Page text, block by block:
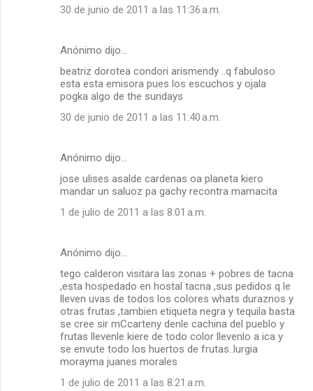
30 de junio de 2011 a las 11:36 a.m.
Anónimo dijo…
beatriz dorotea condori arismendy ..q fabuloso
esta esta emisora pues los escuchos y ojala
pogka algo de the sundays
30 de junio de 2011 a las 11:40 a.m.
Anónimo dijo…
jose ulises asalde cardenas oa planeta kiero
mandar un saluoz pa gachy recontra mamacita
1 de julio de 2011 a las 8:01 a.m.
Anónimo dijo…
tego calderon visitara las zonas + pobres de tacna
,esta hospedado en hostal tacna ,sus pedidos q le
lleven uvas de todos los colores whats duraznos y
otras frutas ,tambien etiqueta negra y tequila basta
se cree sir mCcarteny denle cachina del pueblo y
frutas llevenle kiere de todo color llevenlo a ica y
se envute todo los huertos de frutas..lurgia
morayma juanes morales
1 de julio de 2011 a las 8:21 a.m.